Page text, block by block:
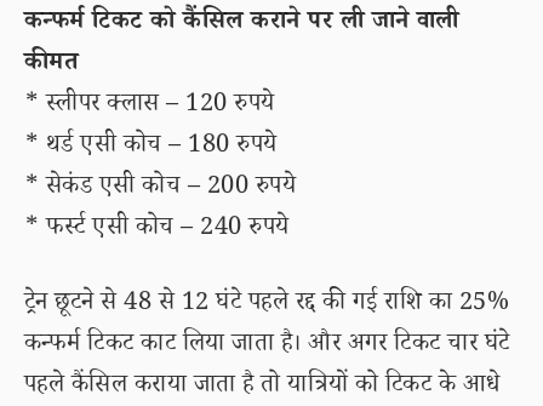
कन्फर्म टिकट को कैंसिल कराने पर ली जाने वाली
कीमत
* स्लीपर क्लास – 120 रुपये
* थर्ड एसी कोच – 180 रुपये
* सेकंड एसी कोच – 200 रुपये
* फर्स्ट एसी कोच – 240 रुपये
ट्रेन छूटने से 48 से 12 घंटे पहले रद्द की गई राशि का 25%
कन्फर्म टिकट काट लिया जाता है। और अगर टिकट चार घंटे
पहले कैंसिल कराया जाता है तो यात्रियों को टिकट के आधे